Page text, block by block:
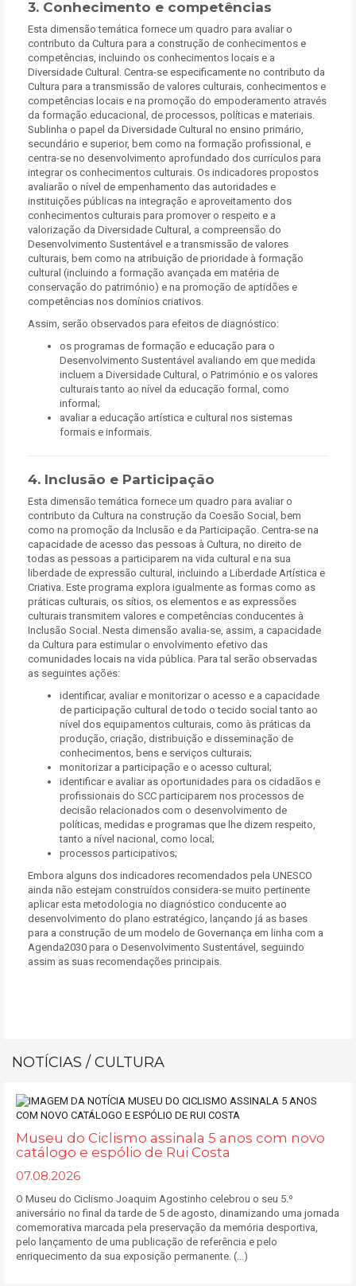
3. Conhecimento e competências
Esta dimensão temática fornece um quadro para avaliar o
contributo da Cultura para a construção de conhecimentos e
competências, incluindo os conhecimentos locais e a
Diversidade Cultural. Centra-se especificamente no contributo da
Cultura para a transmissão de valores culturais, conhecimentos e
competências locais e na promoção do empoderamento através
da formação educacional, de processos, políticas e materiais.
Sublinha o papel da Diversidade Cultural no ensino primário,
secundário e superior, bem como na formação profissional, e
centra-se no desenvolvimento aprofundado dos currículos para
integrar os conhecimentos culturais. Os indicadores propostos
avaliarão o nível de empenhamento das autoridades e
instituições públicas na integração e aproveitamento dos
conhecimentos culturais para promover o respeito e a
valorização da Diversidade Cultural, a compreensão do
Desenvolvimento Sustentável e a transmissão de valores
culturais, bem como na atribuição de prioridade à formação
cultural (incluindo a formação avançada em matéria de
conservação do património) e na promoção de aptidões e
competências nos domínios criativos.
Assim, serão observados para efeitos de diagnóstico:
os programas de formação e educação para o
Desenvolvimento Sustentável avaliando em que medida
incluem a Diversidade Cultural, o Património e os valores
culturais tanto ao nível da educação formal, como
informal;
avaliar a educação artística e cultural nos sistemas
formais e informais.
4. Inclusão e Participação
Esta dimensão temática fornece um quadro para avaliar o
contributo da Cultura na construção da Coesão Social, bem
como na promoção da Inclusão e da Participação. Centra-se na
capacidade de acesso das pessoas à Cultura, no direito de
todas as pessoas a participarem na vida cultural e na sua
liberdade de expressão cultural, incluindo a Liberdade Artística e
Criativa. Este programa explora igualmente as formas como as
práticas culturais, os sítios, os elementos e as expressões
culturais transmitem valores e competências conducentes à
Inclusão Social. Nesta dimensão avalia-se, assim, a capacidade
da Cultura para estimular o envolvimento efetivo das
comunidades locais na vida pública. Para tal serão observadas
as seguintes ações:
identificar, avaliar e monitorizar o acesso e a capacidade
de participação cultural de todo o tecido social tanto ao
nível dos equipamentos culturais, como às práticas da
produção, criação, distribuição e disseminação de
conhecimentos, bens e serviços culturais;
monitorizar a participação e o acesso cultural;
identificar e avaliar as oportunidades para os cidadãos e
profissionais do SCC participarem nos processos de
decisão relacionados com o desenvolvimento de
políticas, medidas e programas que lhe dizem respeito,
tanto a nível nacional, como local;
processos participativos;
Embora alguns dos indicadores recomendados pela UNESCO
ainda não estejam construídos considera-se muito pertinente
aplicar esta metodologia no diagnóstico conducente ao
desenvolvimento do plano estratégico, lançando já as bases
para a construção de um modelo de Governança em linha com a
Agenda2030 para o Desenvolvimento Sustentável, seguindo
assim as suas recomendações principais.
NOTÍCIAS / CULTURA
Museu do Ciclismo assinala 5 anos com novo
catálogo e espólio de Rui Costa
07.08.2026
O Museu do Ciclismo Joaquim Agostinho celebrou o seu 5.º
aniversário no final da tarde de 5 de agosto, dinamizando uma jornada
comemorativa marcada pela preservação da memória desportiva,
pelo lançamento de uma publicação de referência e pelo
enriquecimento da sua exposição permanente. (...)